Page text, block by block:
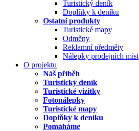
Turistický deník
Doplňky k deníku
Ostatní produkty
Turistické mapy
Odměny
Reklamní předměty
Nálepky prodejních míst
O projektu
Náš příběh
Turistický deník
Turistické vizitky
Fotonálepky
Turistické mapy
Doplňky k deníku
Pomáháme